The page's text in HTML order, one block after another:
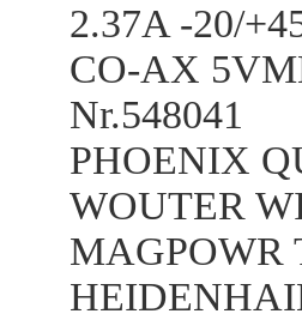
2.37A -20/
CO-AX
Nr.548041
PHOENIX
WOUTER
MAGPOWR